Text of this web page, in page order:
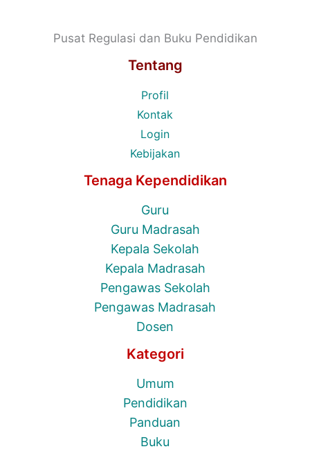
Pusat Regulasi dan Buku Pendidikan
Tentang
Profil
Kontak
Login
Kebijakan
Tenaga Kependidikan
Guru
Guru Madrasah
Kepala Sekolah
Kepala Madrasah
Pengawas Sekolah
Pengawas Madrasah
Dosen
Kategori
Umum
Pendidikan
Panduan
Buku